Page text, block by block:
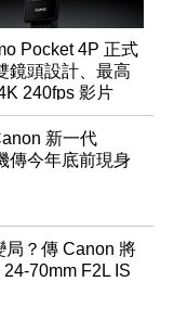
Pocket 4P 正式
鏡頭設計、最高
240fps 影片
新一代
傳今年底前現身
局？傳 Canon 將
70mm F2L IS